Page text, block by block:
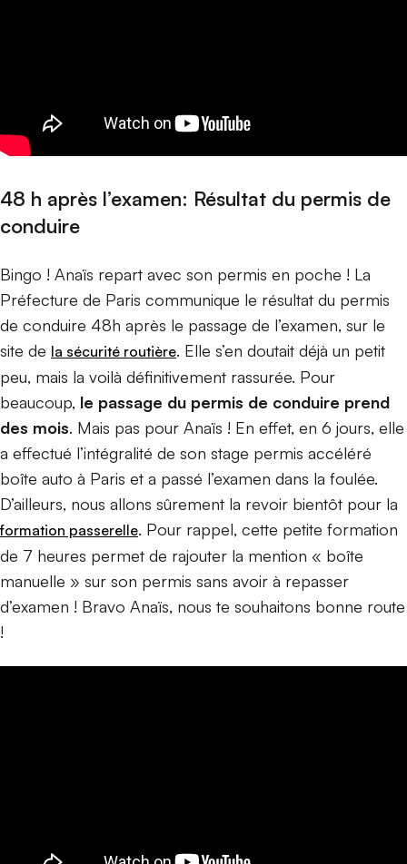
48 h après l’examen: Résultat du permis de
conduire
Bingo ! Anaïs repart avec son permis en poche ! La
Préfecture de Paris communique le résultat du permis
de conduire 48h après le passage de l’examen, sur le
site de la sécurité routière. Elle s’en doutait déjà un petit
peu, mais la voilà définitivement rassurée. Pour
beaucoup, le passage du permis de conduire prend
des mois. Mais pas pour Anaïs ! En effet, en 6 jours, elle
a effectué l’intégralité de son stage permis accéléré
boîte auto à Paris et a passé l’examen dans la foulée.
D’ailleurs, nous allons sûrement la revoir bientôt pour la
formation passerelle. Pour rappel, cette petite formation
de 7 heures permet de rajouter la mention « boîte
manuelle » sur son permis sans avoir à repasser
d’examen ! Bravo Anaïs, nous te souhaitons bonne route
!